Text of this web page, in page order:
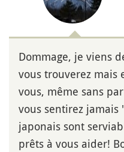
Dommage, je viens
vous trouverez mais
vous, même sans
vous sentirez
japonais sont
prêts à vous aider!